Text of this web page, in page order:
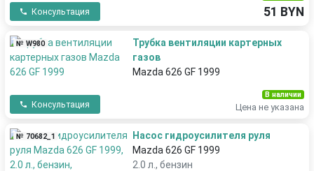
Консультация 51 BYN
№ W980
Трубка вентиляции картерных
газов
Mazda 626 GF 1999
Консультация
В наличии
Цена не указана
№ 70682_1
Насос гидроусилителя руля
Mazda 626 GF 1999
2.0 л., бензин